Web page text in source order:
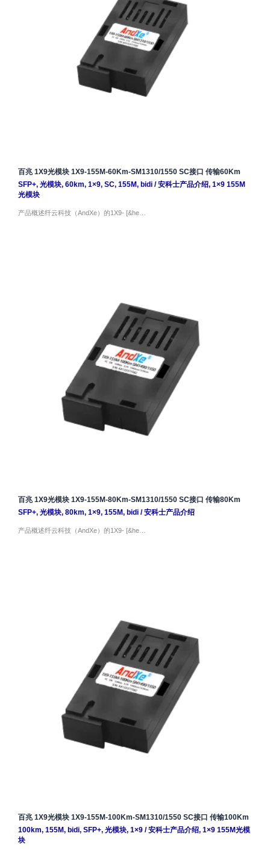
百兆 1X9光模块 1X9-155M-60Km-SM1310/1550 SC接口 传输60Km
SFP+, 光模块, 60km, 1×9, SC, 155M, bidi/安科士产品介绍, 1×9 155M
光模块
产品概述纤云科技（AndXe）的1X9- [&he…
百兆 1X9光模块 1X9-155M-80Km-SM1310/1550 SC接口 传输80Km
SFP+, 光模块, 80km, 1×9, 155M, bidi/安科士产品介绍
产品概述纤云科技（AndXe）的1X9- [&he…
百兆 1X9光模块 1X9-155M-100Km-SM1310/1550 SC接口 传输100Km
100km, 155M, bidi, SFP+, 光模块, 1×9/安科士产品介绍, 1×9 155M光模
块